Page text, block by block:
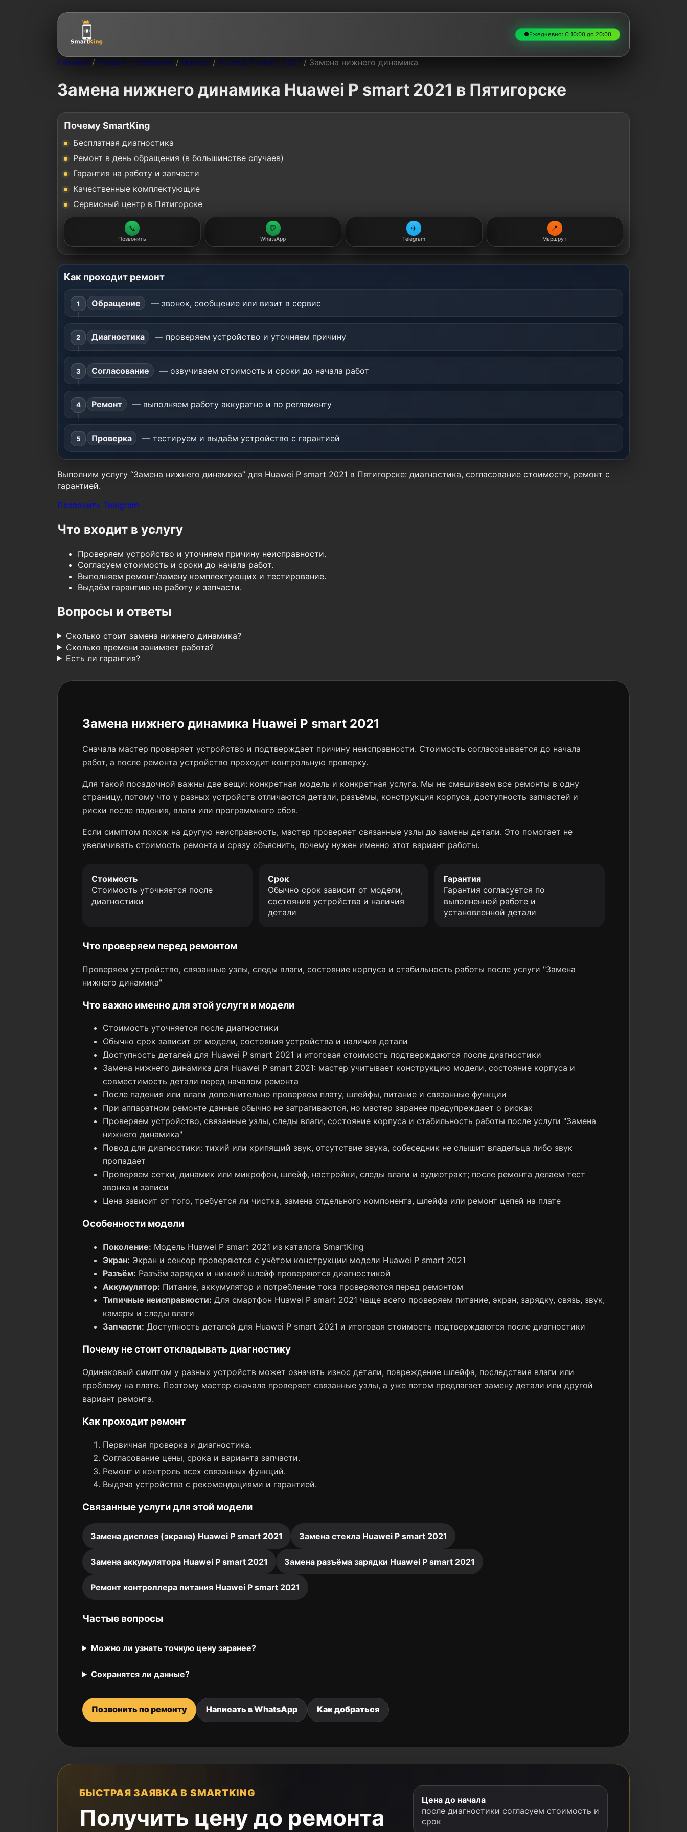
●Ежедневно: С 10:00 до 20:00
Главная / Ремонт телефонов / Huawei / Huawei P smart 2021 / Замена нижнего динамика
Замена нижнего динамика Huawei P smart 2021 в Пятигорске
Почему SmartKing
Бесплатная диагностика
Ремонт в день обращения (в большинстве случаев)
Гарантия на работу и запчасти
Качественные комплектующие
Сервисный центр в Пятигорске
📞
Позвонить
💬
WhatsApp
✈️
Telegram
📍
Маршрут
Как проходит ремонт
Обращение — звонок, сообщение или визит в сервис
Диагностика — проверяем устройство и уточняем причину
Согласование — озвучиваем стоимость и сроки до начала работ
Ремонт — выполняем работу аккуратно и по регламенту
Проверка — тестируем и выдаём устройство с гарантией
Выполним услугу “Замена нижнего динамика” для Huawei P smart 2021 в Пятигорске: диагностика, согласование стоимости, ремонт с
гарантией.
Позвонить Telegram
Что входит в услугу
Проверяем устройство и уточняем причину неисправности.
Согласуем стоимость и сроки до начала работ.
Выполняем ремонт/замену комплектующих и тестирование.
Выдаём гарантию на работу и запчасти.
Вопросы и ответы
Сколько стоит замена нижнего динамика?
Сколько времени занимает работа?
Есть ли гарантия?
Замена нижнего динамика Huawei P smart 2021
Сначала мастер проверяет устройство и подтверждает причину неисправности. Стоимость согласовывается до начала
работ, а после ремонта устройство проходит контрольную проверку.
Для такой посадочной важны две вещи: конкретная модель и конкретная услуга. Мы не смешиваем все ремонты в одну
страницу, потому что у разных устройств отличаются детали, разъёмы, конструкция корпуса, доступность запчастей и
риски после падения, влаги или программного сбоя.
Если симптом похож на другую неисправность, мастер проверяет связанные узлы до замены детали. Это помогает не
увеличивать стоимость ремонта и сразу объяснить, почему нужен именно этот вариант работы.
Стоимость
Стоимость уточняется после
диагностики
Срок
Обычно срок зависит от модели,
состояния устройства и наличия
детали
Гарантия
Гарантия согласуется по
выполненной работе и
установленной детали
Что проверяем перед ремонтом
Проверяем устройство, связанные узлы, следы влаги, состояние корпуса и стабильность работы после услуги "Замена
нижнего динамика"
Что важно именно для этой услуги и модели
Стоимость уточняется после диагностики
Обычно срок зависит от модели, состояния устройства и наличия детали
Доступность деталей для Huawei P smart 2021 и итоговая стоимость подтверждаются после диагностики
Замена нижнего динамика для Huawei P smart 2021: мастер учитывает конструкцию модели, состояние корпуса и
совместимость детали перед началом ремонта
После падения или влаги дополнительно проверяем плату, шлейфы, питание и связанные функции
При аппаратном ремонте данные обычно не затрагиваются, но мастер заранее предупреждает о рисках
Проверяем устройство, связанные узлы, следы влаги, состояние корпуса и стабильность работы после услуги "Замена
нижнего динамика"
Повод для диагностики: тихий или хрипящий звук, отсутствие звука, собеседник не слышит владельца либо звук
пропадает
Проверяем сетки, динамик или микрофон, шлейф, настройки, следы влаги и аудиотракт; после ремонта делаем тест
звонка и записи
Цена зависит от того, требуется ли чистка, замена отдельного компонента, шлейфа или ремонт цепей на плате
Особенности модели
Поколение: Модель Huawei P smart 2021 из каталога SmartKing
Экран: Экран и сенсор проверяются с учётом конструкции модели Huawei P smart 2021
Разъём: Разъём зарядки и нижний шлейф проверяются диагностикой
Аккумулятор: Питание, аккумулятор и потребление тока проверяются перед ремонтом
Типичные неисправности: Для смартфон Huawei P smart 2021 чаще всего проверяем питание, экран, зарядку, связь, звук,
камеры и следы влаги
Запчасти: Доступность деталей для Huawei P smart 2021 и итоговая стоимость подтверждаются после диагностики
Почему не стоит откладывать диагностику
Одинаковый симптом у разных устройств может означать износ детали, повреждение шлейфа, последствия влаги или
проблему на плате. Поэтому мастер сначала проверяет связанные узлы, а уже потом предлагает замену детали или другой
вариант ремонта.
Как проходит ремонт
Первичная проверка и диагностика.
Согласование цены, срока и варианта запчасти.
Ремонт и контроль всех связанных функций.
Выдача устройства с рекомендациями и гарантией.
Связанные услуги для этой модели
Замена дисплея (экрана) Huawei P smart 2021 Замена стекла Huawei P smart 2021
Замена аккумулятора Huawei P smart 2021 Замена разъёма зарядки Huawei P smart 2021
Ремонт контроллера питания Huawei P smart 2021
Частые вопросы
Можно ли узнать точную цену заранее?
Сохранятся ли данные?
Позвонить по ремонту Написать в WhatsApp Как добраться
БЫСТРАЯ ЗАЯВКА В SMARTKING
Получить цену до ремонта
Цена до начала
после диагностики согласуем стоимость и
срок